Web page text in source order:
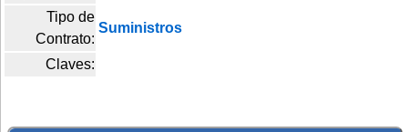
Tipo de
Contrato:
Suministros
Claves: